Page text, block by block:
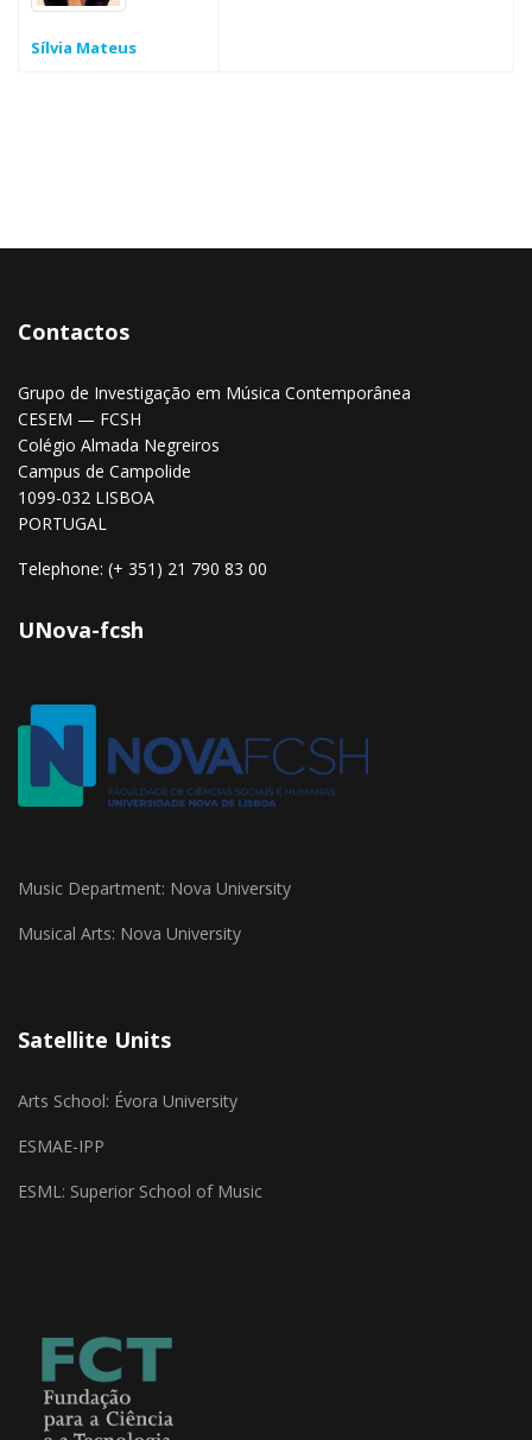
Sílvia Mateus
Contactos
Grupo de Investigação em Música Contemporânea
CESEM — FCSH
Colégio Almada Negreiros
Campus de Campolide
1099-032 LISBOA
PORTUGAL
Telephone: (+ 351) 21 790 83 00
UNova-fcsh
Music Department: Nova University
Musical Arts: Nova University
Satellite Units
Arts School: Évora University
ESMAE-IPP
ESML: Superior School of Music